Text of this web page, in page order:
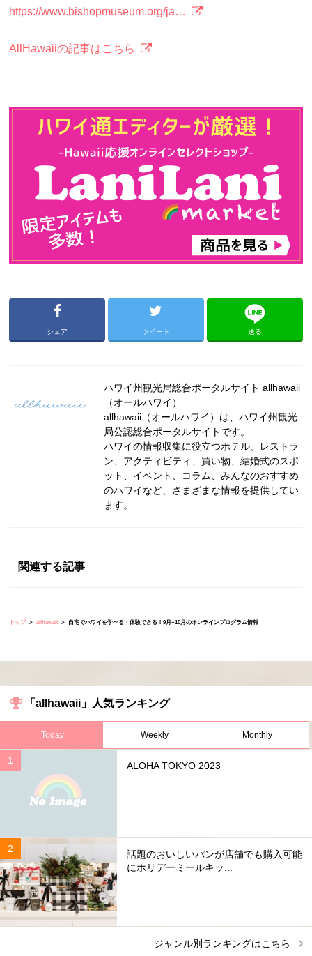
https://www.bishopmuseum.org/ja…
AllHawaiiの記事はこちら
シェア ツイート 送る
ハワイ州観光局総合ポータルサイト allhawaii
（オールハワイ）
allhawaii（オールハワイ）は、ハワイ州観光
局公認総合ポータルサイトです。
ハワイの情報収集に役立つホテル、レストラ
ン、アクティビティ、買い物、結婚式のスポ
ット、イベント、コラム、みんなのおすすめ
のハワイなど、さまざまな情報を提供してい
ます。
関連する記事
トップ allhawaii 自宅でハワイを学べる・体験できる！9月~10月のオンラインプログラム情報
「allhawaii」人気ランキング
Today Weekly Monthly
ALOHA TOKYO 2023
話題のおいしいパンが店舗でも購入可能
にホリデーミールキッ...
ジャンル別ランキングはこちら